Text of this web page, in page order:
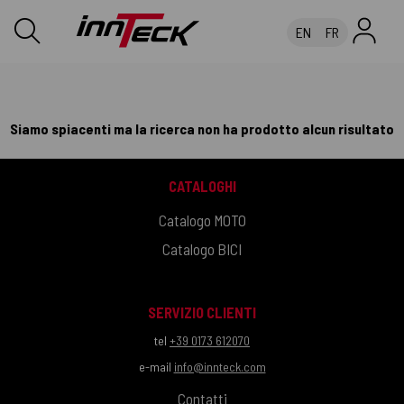
EN FR
Siamo spiacenti ma la ricerca non ha prodotto alcun risultato
CATALOGHI
Catalogo MOTO
Catalogo BICI
SERVIZIO CLIENTI
tel +39 0173 612070
e-mail info@innteck.com
Contatti